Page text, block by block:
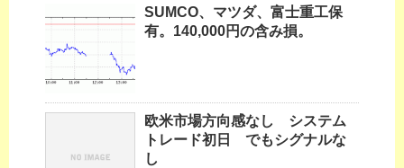
SUMCO、マツダ、富士重工保
有。140,000円の含み損。
欧米市場方向感なし システム
トレード初日 でもシグナルな
し